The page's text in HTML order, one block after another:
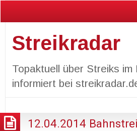
Streikradar
Topaktuell über Streiks im
informiert bei
12.04.2014